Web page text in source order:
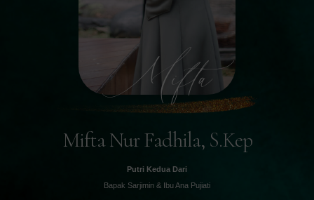
Mifta
Mifta Nur Fadhila, S.Kep
Putri Kedua Dari
Bapak Sarjimin & Ibu Ana Pujiati